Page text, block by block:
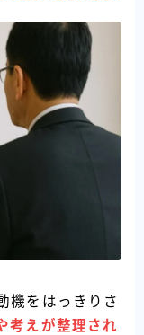
機をはっきりさ
考えが整理され